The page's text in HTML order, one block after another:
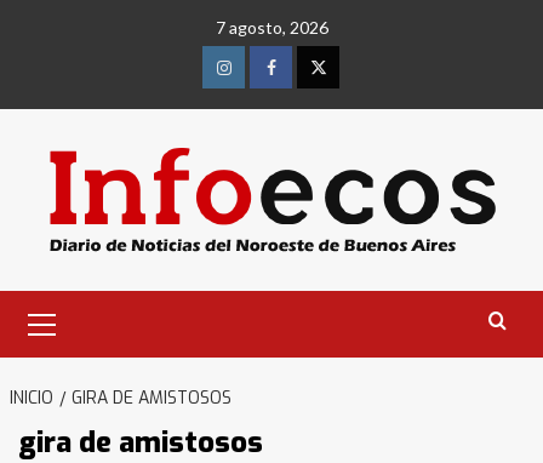
7 agosto, 2026
InstagramFacebookTwitter
primario
INICIO GIRA DE AMISTOSOS
gira de amistosos